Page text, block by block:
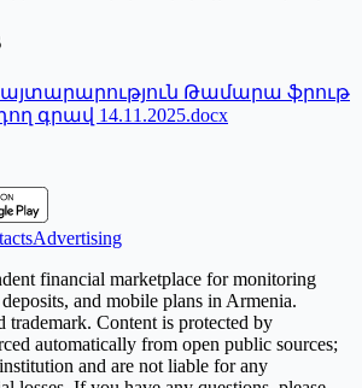
Թամարա ֆրութ
գրավ 14.11.2025.docx
Advertising
financial marketplace for monitoring
and mobile plans in Armenia.
trademark. Content is protected by
automatically from open public sources;
and are not liable for any